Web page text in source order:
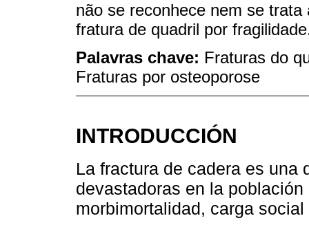
não se reconhece nem se
fratura de quadril por
Palavras chave: Fraturas do
Fraturas por osteoporose
INTRODUCCIÓN
La fractura de cadera es una
devastadoras en la
morbimortalidad, carga